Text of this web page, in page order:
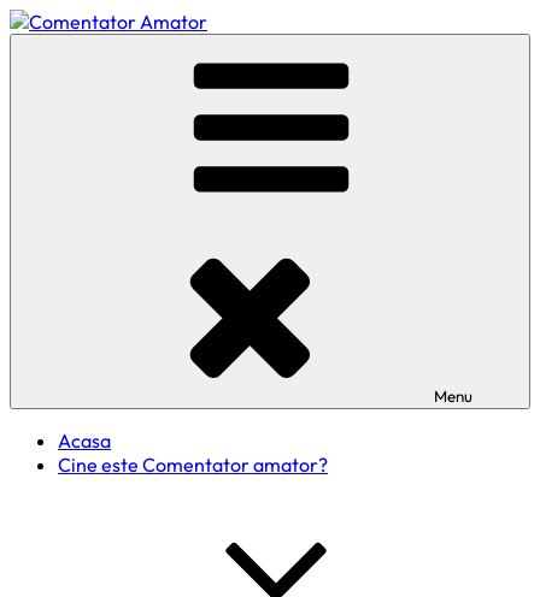
Skip
to
Menu
Acasa
Cine este Comentator amator?